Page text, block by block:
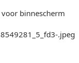
binnescherm